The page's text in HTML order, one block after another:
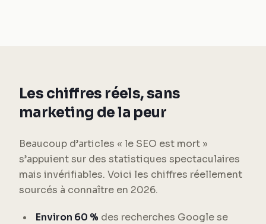
Les chiffres réels, sans
marketing de la peur
Beaucoup d’articles « le SEO est mort »
s’appuient sur des statistiques spectaculaires
mais invérifiables. Voici les chiffres réellement
sourcés à connaître en 2026.
Environ 60 % des recherches Google se